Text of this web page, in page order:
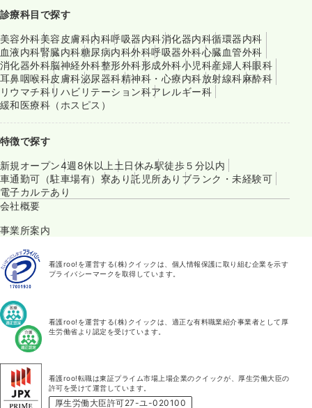
診療科目で探す
美容外科美容皮膚科内科呼吸器内科消化器内科循環器内科
血液内科腎臓内科糖尿病内科外科呼吸器外科心臓血管外科
消化器外科脳神経外科整形外科形成外科小児科産婦人科眼科
耳鼻咽喉科皮膚科泌尿器科精神科・心療内科放射線科麻酔科
リウマチ科リハビリテーション科アレルギー科
緩和医療科（ホスピス）
特徴で探す
新規オープン4週8休以上土日休み駅徒歩５分以内
車通勤可（駐車場有） 寮あり託児所あり ブランク・未経験可
電子カルテあり
会社概要
事業所案内
看護roo!を運営する(株)クイックは、個人情報保護に取り組む企業を示す
プライバシーマークを取得しています。
看護roo!を運営する(株)クイックは、適正な有料職業紹介事業者として厚
生労働省より認定を受けています。
看護roo!転職は東証プライム市場上場企業のクイックが、厚生労働大臣の
許可を受けて運営しています。
厚生労働大臣許可27-ユ-020100